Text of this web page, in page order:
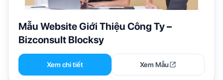
Mẫu Website Giới Thiệu Công Ty –
Bizconsult Blocksy
Xem chi tiết Xem Mẫu